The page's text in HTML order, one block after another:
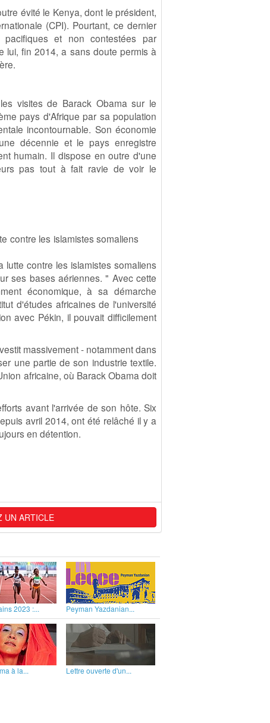
évité le Kenya, dont le président,
(CPI). Pourtant, ce dernier
et non contestées par
lui, fin 2014, a sans doute permis à
visites de Barack Obama sur le
pays d'Afrique par sa population
incontournable. Son économie
décennie et le pays enregistre
humain. Il dispose en outre d'une
pas tout à fait ravie de voir le
contre les islamistes somaliens
contre les islamistes somaliens
ses bases aériennes. " Avec cette
économique, à sa démarche
d'études africaines de l'université
avec Pékin, il pouvait difficilement
massivement - notamment dans
une partie de son industrie textile.
africaine, où Barack Obama doit
avant l'arrivée de son hôte. Six
avril 2014, ont été relâché il y a
en détention.
UN ARTICLE
2023 :... Peyman Yazdanian...
à la...
Lettre ouverte d'un...